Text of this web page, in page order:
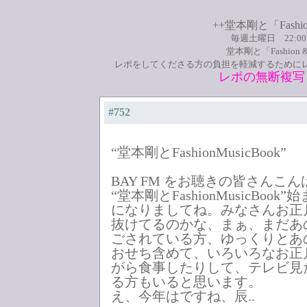
++堂本剛と「
毎週土曜日
堂本剛と「
レポをしてくださる方の負担を軽減するため
レポの無断複
#752
“堂本剛とFashionMusicBook”
BAY FM をお聴きの皆さんこん
“堂本剛とFashionMusicBook”
になりましてね。みなさんお
抜けてるのかな、まぁ、まだ
ごされている方、ゆっくりと
おせち含めて、いろいろなお
がら食事したりして、テレビ
る方もいると思います。
え、今年はですね、辰..